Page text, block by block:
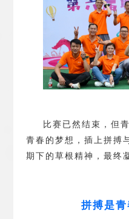
比赛已然结束，但
青春的梦想，插上拼搏
期下的草根精神，最终
拼搏是